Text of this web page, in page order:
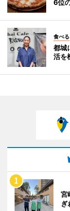
6位
食べる
都城
活を
宮
ぎ